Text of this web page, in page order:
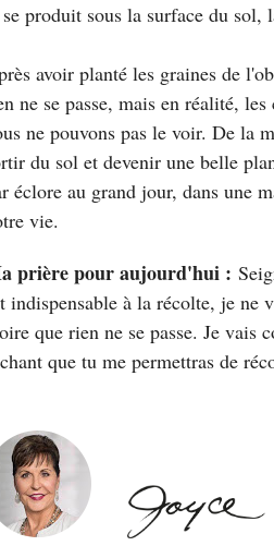
produit sous la surface du sol,
avoir planté les graines de
ne se passe, mais en réalité,
ne pouvons pas le voir. De la
du sol et devenir une belle
éclore au grand jour, dans une
vie.
prière pour aujourd'hui :
indispensable à la récolte, je ne
que rien ne se passe. Je vais
que tu me permettras de